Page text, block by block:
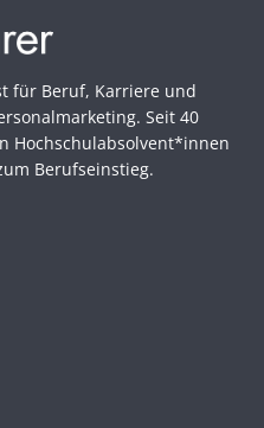
für Beruf, Karriere und
Seit 40
Hochschul­absolvent*innen
Berufseinstieg.